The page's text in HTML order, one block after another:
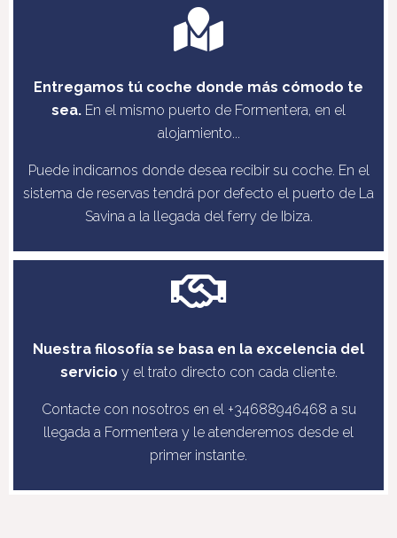
Entregamos tú coche donde más cómodo te
sea. En el mismo puerto de Formentera, en el
alojamiento...
Puede indicarnos donde desea recibir su coche. En el
sistema de reservas tendrá por defecto el puerto de La
Savina a la llegada del ferry de Ibiza.
Nuestra filosofía se basa en la excelencia del
servicio y el trato directo con cada cliente.
Contacte con nosotros en el +34688946468 a su
llegada a Formentera y le atenderemos desde el
primer instante.